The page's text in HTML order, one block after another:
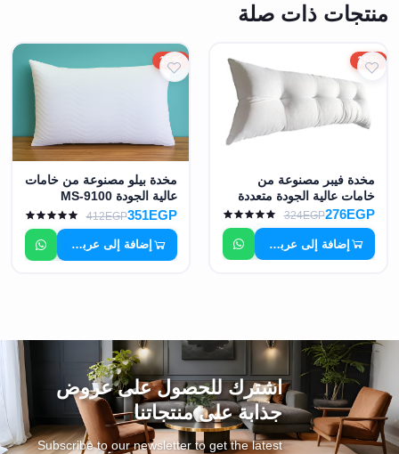
منتجات ذات صلة
15%
مخدة فيبر مصنوعة من
خامات عالية الجودة متعددة
المقاسات اللون أبيض MS-
9088
276EGP
324EGP
إضافة إلى عربة التسوق
15%
مخدة بيلو مصنوعة من خامات
عالية الجودة MS-9100
351EGP
412EGP
إضافة إلى عربة التسوق
اشترك للحصول على عروض
جذابة على منتجاتنا
Subscribe to our newsletter to get the latest